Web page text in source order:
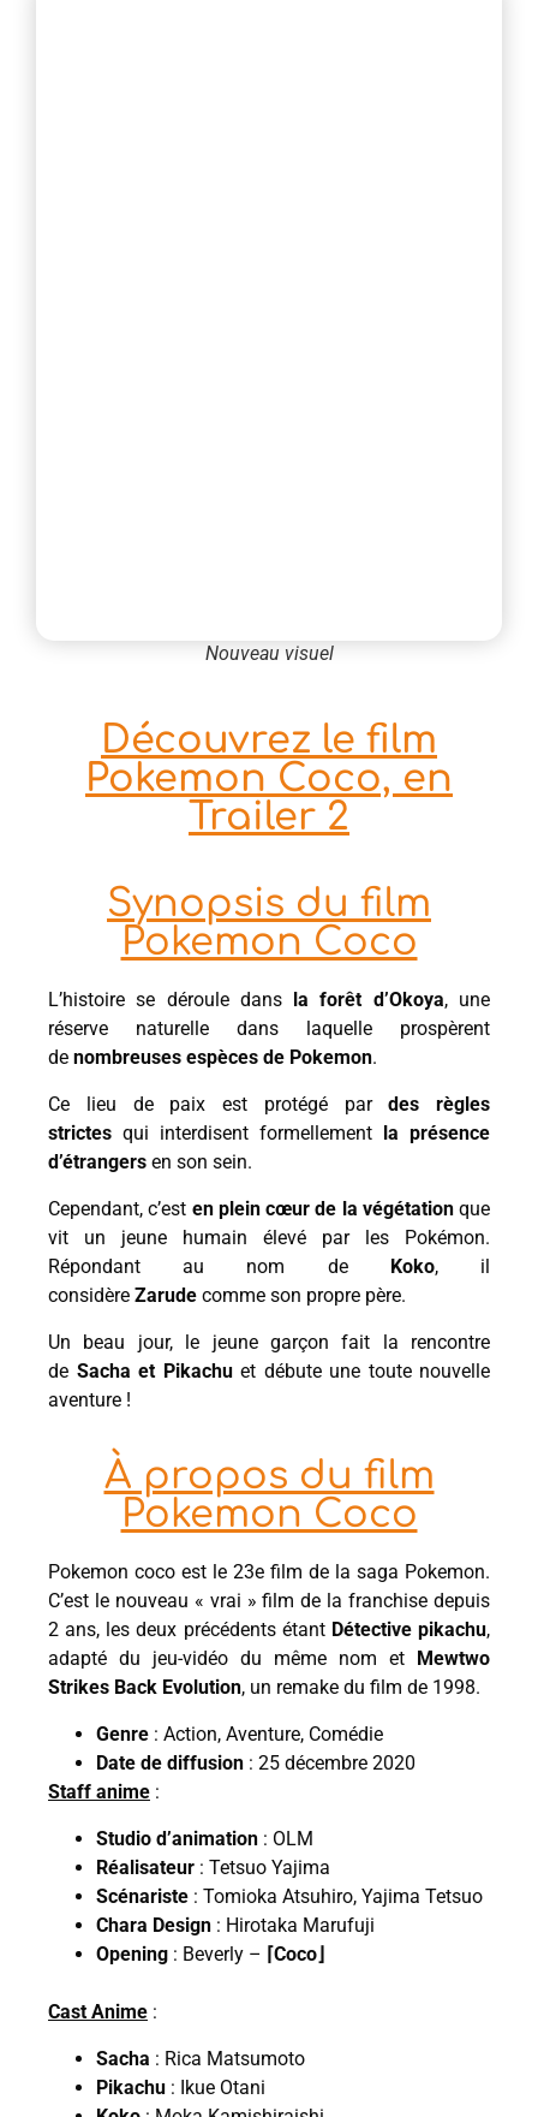
Nouveau visuel
Découvrez le film
Pokemon Coco, en
Trailer 2
Synopsis du film
Pokemon Coco
L’histoire se déroule dans la forêt d’Okoya, une
réserve naturelle dans laquelle prospèrent
de nombreuses espèces de Pokemon.
Ce lieu de paix est protégé pardes règles
strictes qui interdisent formellement la présence
d’étrangers en son sein.
Cependant, c’est en plein cœur de la végétationque
vit un jeune humain élevé par les Pokémon.
Répondant au nom de Koko, il
considère Zarude comme son propre père.
Un beau jour, le jeune garçon fait la rencontre
de Sacha et Pikachuet débute une toute nouvelle
aventure !
À propos du film
Pokemon Coco
Pokemon coco est le 23e film de la saga Pokemon.
C’est le nouveau « vrai » film de la franchise depuis
2 ans, les deux précédents étant Détective pikachu,
adapté du jeu-vidéo du même nom et Mewtwo
Strikes Back Evolution, un remake du film de 1998.
Genre : Action, Aventure, Comédie
Date de diffusion : 25 décembre 2020
Staff anime :
Studio d’animation : OLM
Réalisateur : Tetsuo Yajima
Scénariste : Tomioka Atsuhiro, Yajima Tetsuo
Chara Design : Hirotaka Marufuji
Opening : Beverly – ⌈Coco⌋
Cast Anime :
Sacha : Rica Matsumoto
Pikachu : Ikue Otani